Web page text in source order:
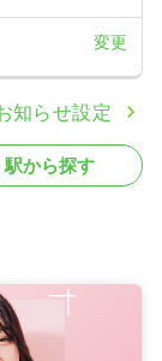
一般病院
一時募集休止
見る
変更
知らせ設定
駅から探す